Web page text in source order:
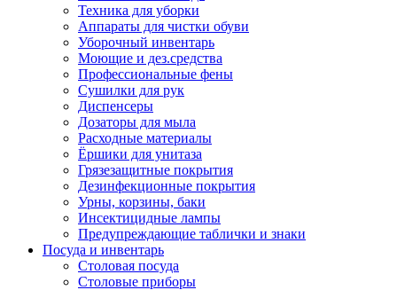
Техника для уборки
Аппараты для чистки обуви
Уборочный инвентарь
Моющие и дез.средства
Профессиональные фены
Сушилки для рук
Диспенсеры
Дозаторы для мыла
Расходные материалы
Ёршики для унитаза
Грязезащитные покрытия
Дезинфекционные покрытия
Урны, корзины, баки
Инсектицидные лампы
Предупреждающие таблички и знаки
Посуда и инвентарь
Столовая посуда
Столовые приборы